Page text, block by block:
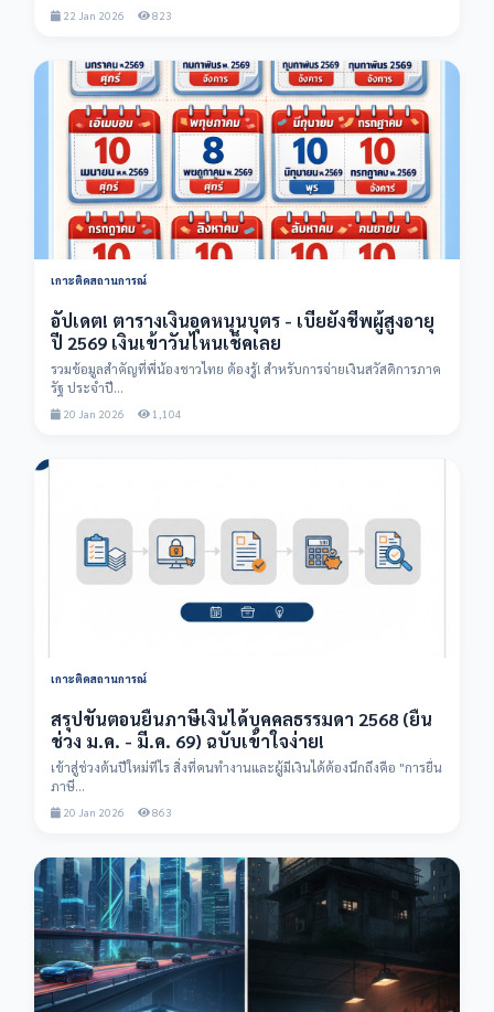
22 Jan 2026 823
เกาะติดสถานการณ์
อัปเดต! ตารางเงินอุดหนุนบุตร - เบี้ยยังชีพผู้สูงอายุ
ปี 2569 เงินเข้าวันไหนเช็คเลย
รวมข้อมูลสำคัญที่พี่น้องชาวไทย ต้องรู้! สำหรับการจ่ายเงินสวัสดิการภาค
รัฐ ประจำปี...
20 Jan 2026 1,104
เกาะติดสถานการณ์
สรุปขั้นตอนยื่นภาษีเงินได้บุคคลธรรมดา 2568 (ยื่น
ช่วง ม.ค. - มี.ค. 69) ฉบับเข้าใจง่าย!
เข้าสู่ช่วงต้นปีใหม่ทีไร สิ่งที่คนทำงานและผู้มีเงินได้ต้องนึกถึงคือ "การยื่น
ภาษี...
20 Jan 2026 863